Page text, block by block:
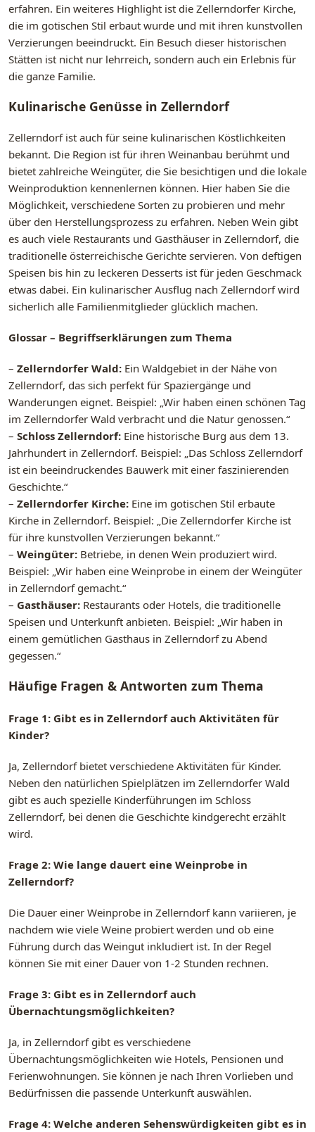
erfahren. Ein weiteres Highlight ist die Zellerndorfer Kirche,
die im gotischen Stil erbaut wurde und mit ihren kunstvollen
Verzierungen beeindruckt. Ein Besuch dieser historischen
Stätten ist nicht nur lehrreich, sondern auch ein Erlebnis für
die ganze Familie.
Kulinarische Genüsse in Zellerndorf
Zellerndorf ist auch für seine kulinarischen Köstlichkeiten
bekannt. Die Region ist für ihren Weinanbau berühmt und
bietet zahlreiche Weingüter, die Sie besichtigen und die lokale
Weinproduktion kennenlernen können. Hier haben Sie die
Möglichkeit, verschiedene Sorten zu probieren und mehr
über den Herstellungsprozess zu erfahren. Neben Wein gibt
es auch viele Restaurants und Gasthäuser in Zellerndorf, die
traditionelle österreichische Gerichte servieren. Von deftigen
Speisen bis hin zu leckeren Desserts ist für jeden Geschmack
etwas dabei. Ein kulinarischer Ausflug nach Zellerndorf wird
sicherlich alle Familienmitglieder glücklich machen.
Glossar – Begriffserklärungen zum Thema
– Zellerndorfer Wald: Ein Waldgebiet in der Nähe von
Zellerndorf, das sich perfekt für Spaziergänge und
Wanderungen eignet. Beispiel: „Wir haben einen schönen Tag
im Zellerndorfer Wald verbracht und die Natur genossen.“
– Schloss Zellerndorf: Eine historische Burg aus dem 13.
Jahrhundert in Zellerndorf. Beispiel: „Das Schloss Zellerndorf
ist ein beeindruckendes Bauwerk mit einer faszinierenden
Geschichte.“
– Zellerndorfer Kirche: Eine im gotischen Stil erbaute
Kirche in Zellerndorf. Beispiel: „Die Zellerndorfer Kirche ist
für ihre kunstvollen Verzierungen bekannt.“
– Weingüter: Betriebe, in denen Wein produziert wird.
Beispiel: „Wir haben eine Weinprobe in einem der Weingüter
in Zellerndorf gemacht.“
– Gasthäuser: Restaurants oder Hotels, die traditionelle
Speisen und Unterkunft anbieten. Beispiel: „Wir haben in
einem gemütlichen Gasthaus in Zellerndorf zu Abend
gegessen.“
Häufige Fragen & Antworten zum Thema
Frage 1: Gibt es in Zellerndorf auch Aktivitäten für
Kinder?
Ja, Zellerndorf bietet verschiedene Aktivitäten für Kinder.
Neben den natürlichen Spielplätzen im Zellerndorfer Wald
gibt es auch spezielle Kinderführungen im Schloss
Zellerndorf, bei denen die Geschichte kindgerecht erzählt
wird.
Frage 2: Wie lange dauert eine Weinprobe in
Zellerndorf?
Die Dauer einer Weinprobe in Zellerndorf kann variieren, je
nachdem wie viele Weine probiert werden und ob eine
Führung durch das Weingut inkludiert ist. In der Regel
können Sie mit einer Dauer von 1-2 Stunden rechnen.
Frage 3: Gibt es in Zellerndorf auch
Übernachtungsmöglichkeiten?
Ja, in Zellerndorf gibt es verschiedene
Übernachtungsmöglichkeiten wie Hotels, Pensionen und
Ferienwohnungen. Sie können je nach Ihren Vorlieben und
Bedürfnissen die passende Unterkunft auswählen.
Frage 4: Welche anderen Sehenswürdigkeiten gibt es in